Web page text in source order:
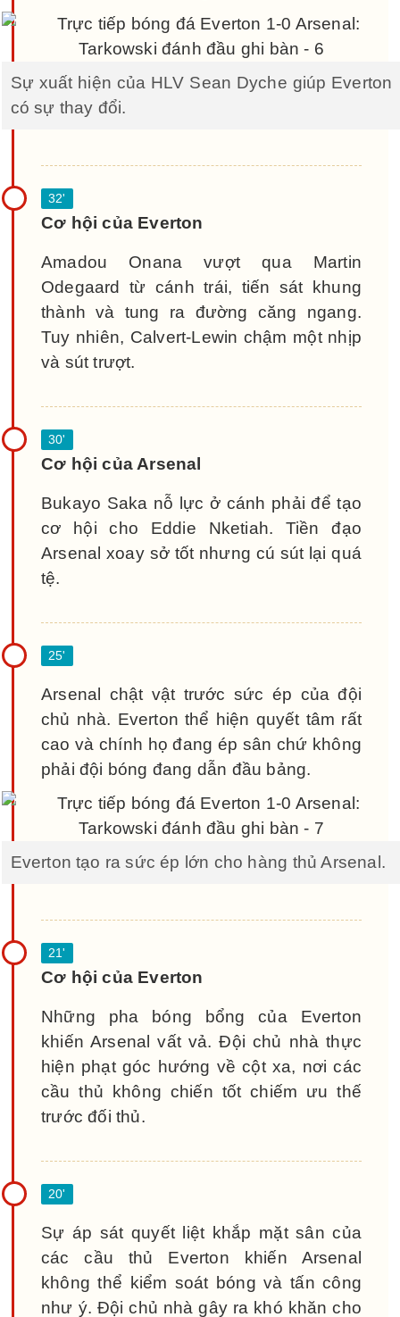
Sự xuất hiện của HLV Sean Dyche giúp Everton
có sự thay đổi.
Cơ hội của Everton
Amadou Onana vượt qua Martin
Odegaard từ cánh trái, tiến sát khung
thành và tung ra đường căng ngang.
Tuy nhiên, Calvert-Lewin chậm một nhịp
và sút trượt.
Cơ hội của Arsenal
Bukayo Saka nỗ lực ở cánh phải để tạo
cơ hội cho Eddie Nketiah. Tiền đạo
Arsenal xoay sở tốt nhưng cú sút lại quá
tệ.
Arsenal chật vật trước sức ép của đội
chủ nhà. Everton thể hiện quyết tâm rất
cao và chính họ đang ép sân chứ không
phải đội bóng đang dẫn đầu bảng.
Everton tạo ra sức ép lớn cho hàng thủ Arsenal.
Cơ hội của Everton
Những pha bóng bổng của Everton
khiến Arsenal vất vả. Đội chủ nhà thực
hiện phạt góc hướng về cột xa, nơi các
cầu thủ không chiến tốt chiếm ưu thế
trước đối thủ.
Sự áp sát quyết liệt khắp mặt sân của
các cầu thủ Everton khiến Arsenal
không thể kiểm soát bóng và tấn công
như ý. Đội chủ nhà gây ra khó khăn cho